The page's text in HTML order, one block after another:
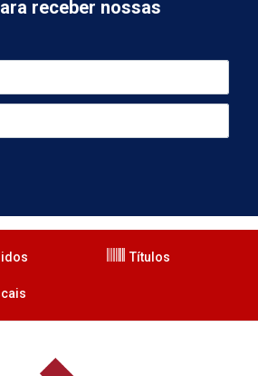
receber nossas
Títulos